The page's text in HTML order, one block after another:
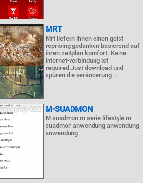
MRT
Mrt liefern ihnen einen geist
reprising gedanken basierend auf
ihren zeitplan komfort. Keine
internet-verbindung ist
required.Just download und
spüren die veränderung ..
M-SUADMON
M suadmon m serie lifestyle m
suadmon anwendung anwendung
anwendung